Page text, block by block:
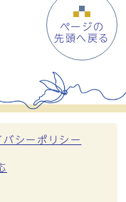
ページの
先頭へ戻る
バシーポリシー